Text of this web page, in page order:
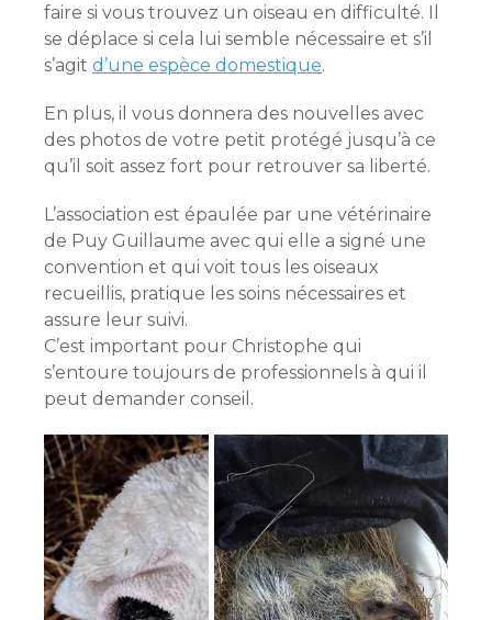
faire si vous trouvez un oiseau en difficulté. Il
se déplace si cela lui semble nécessaire et s’il
s’agit d’une espèce domestique.
En plus, il vous donnera des nouvelles avec
des photos de votre petit protégé jusqu’à ce
qu’il soit assez fort pour retrouver sa liberté.
L’association est épaulée par une vétérinaire
de Puy Guillaume avec qui elle a signé une
convention et qui voit tous les oiseaux
recueillis, pratique les soins nécessaires et
assure leur suivi.
C’est important pour Christophe qui
s’entoure toujours de professionnels à qui il
peut demander conseil.